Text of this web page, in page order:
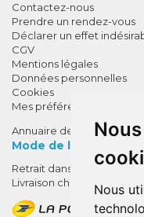
Nous
Contactez-nous
Prendre un rendez-vous
Déclarer un effet
CGV
Mentions légales
Données personnelles
Cookies
Mes préférences Cookies
Annuaire des pharmacies
Mode de livraison
Retrait dans la pharmacie
Livraison chez vous